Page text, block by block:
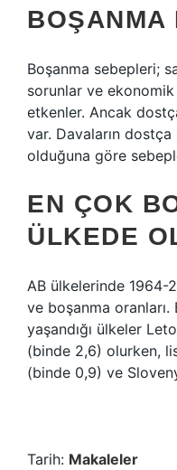
BOŞANMA
Boşanma sebepleri;
sorunlar ve
etkenler. Ancak
var. Davaların
olduğuna göre
EN ÇOK
ÜLKEDE
AB ülkelerinde 1964-
ve boşanma oranları.
yaşandığı ülkeler
(binde 2,6) olurken,
(binde 0,9) ve
Tarih: Makaleler